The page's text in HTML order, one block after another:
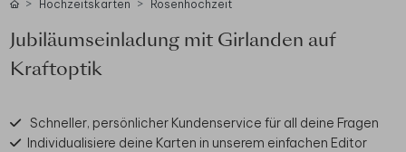
Hochzeitskarten Rosenhochzeit
Jubiläumseinladung mit Girlanden auf
Kraftoptik
Schneller, persönlicher Kundenservice für all deine Fragen
Individualisiere deine Karten in unserem einfachen Editor